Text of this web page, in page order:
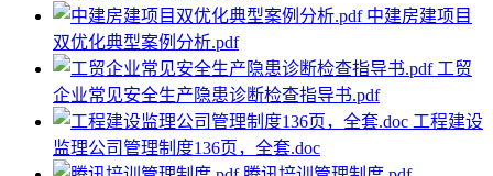
中建房建项目
双优化典型案例分析.pdf
工贸
企业常见安全生产隐患诊断检查指导书.pdf
工程建设
监理公司管理制度136页，全套.doc